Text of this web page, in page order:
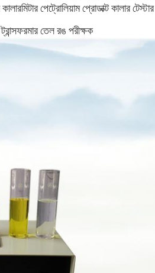
পেট্রোলিয়াম প্রোডাক্ট কালার টেস্টার
তেল রঙ পরীক্ষক